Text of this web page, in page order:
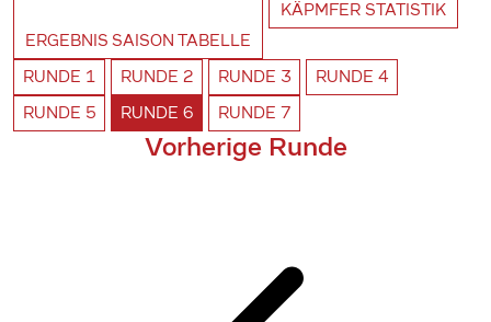
ERGEBNIS SAISON TABELLE
KÄPMFER STATISTIK
RUNDE 1 RUNDE 2 RUNDE 3 RUNDE 4
RUNDE 5 RUNDE 6 RUNDE 7
Vorherige Runde